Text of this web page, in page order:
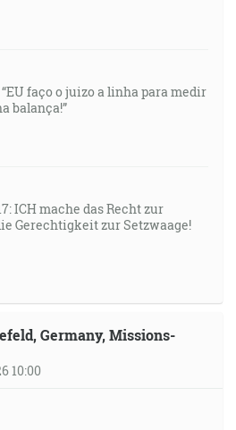
“EU faço o juizo a linha para medir
balança!”
ICH mache das Recht zur
Gerechtigkeit zur Setzwaage!
Germany, Missions-
10:00